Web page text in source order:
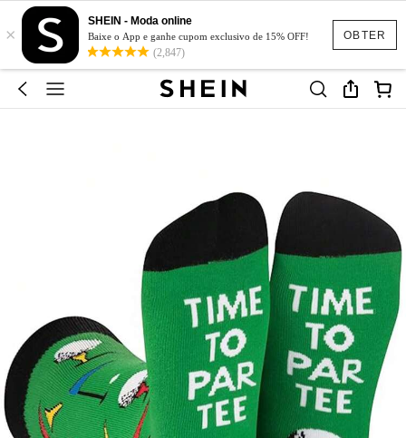
OBTER
×
SHEIN - Moda online
Baixe o App e ganhe cupom exclusivo de 15% OFF!
(2,847)